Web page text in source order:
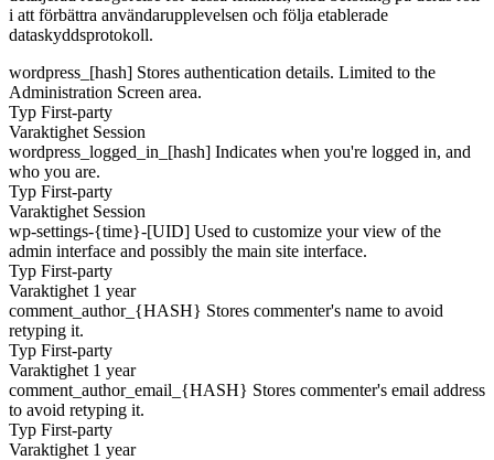
i att förbättra användarupplevelsen och följa etablerade
dataskyddsprotokoll.
wordpress_[hash] Stores authentication details. Limited to the
Administration Screen area.
Typ First-party
Varaktighet Session
wordpress_logged_in_[hash] Indicates when you're logged in, and
who you are.
Typ First-party
Varaktighet Session
wp-settings-{time}-[UID] Used to customize your view of the
admin interface and possibly the main site interface.
Typ First-party
Varaktighet 1 year
comment_author_{HASH} Stores commenter's name to avoid
retyping it.
Typ First-party
Varaktighet 1 year
comment_author_email_{HASH} Stores commenter's email address
to avoid retyping it.
Typ First-party
Varaktighet 1 year